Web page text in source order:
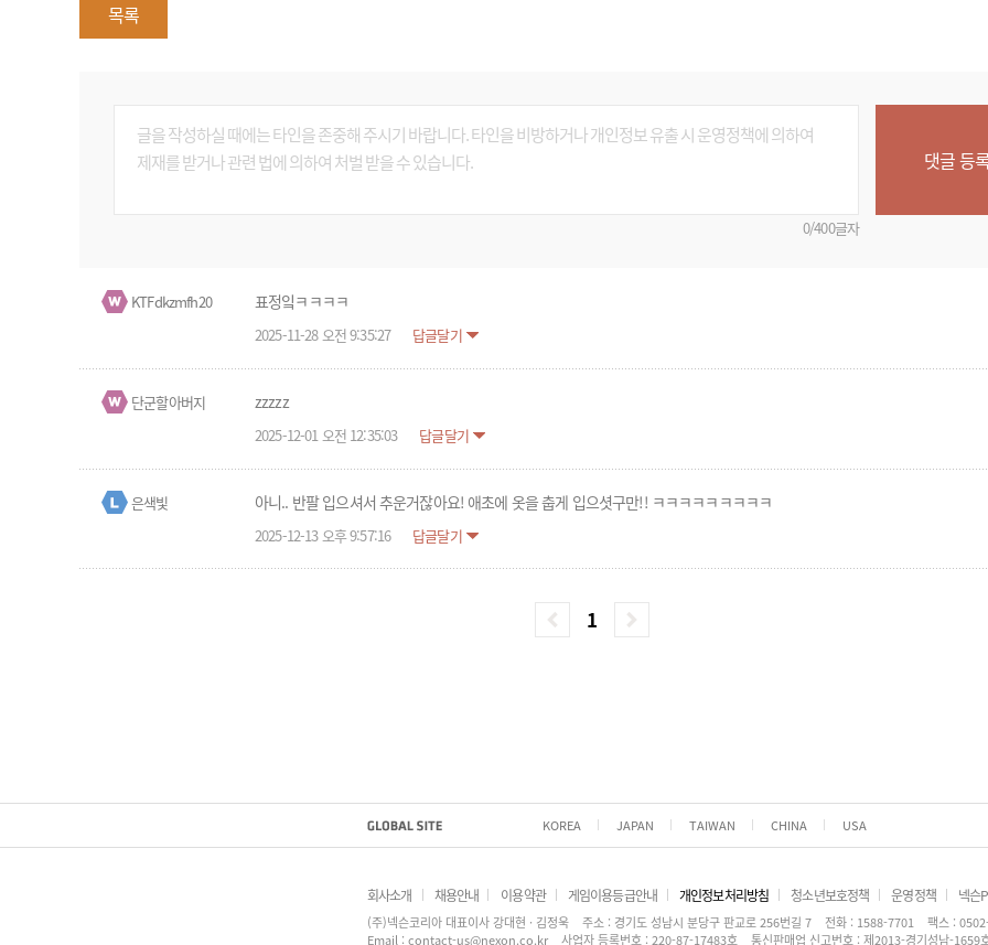
목록
댓글 등
0/400글자
KTFdkzmfh20 표정잌ㅋㅋㅋㅋ
2025-11-28 오전 9:35:27 답글달기
단군할아버지 zzzzz
2025-12-01 오전 12:35:03 답글달기
은색빛 아니.. 반팔 입으셔서 추운거잖아요! 애초에 옷을 춥게 입으셧구만!! ㅋㅋㅋㅋㅋㅋㅋㅋㅋ
2025-12-13 오후 9:57:16 답글달기
1
KOREA JAPAN TAIWAN CHINA USA
회사소개 채용안내 이용약관 게임이용등급안내 개인정보처리방침 청소년보호정책 운영정책 넥슨
(주)넥슨코리아 대표이사 강대현 · 김정욱 주소 : 경기도 성남시 분당구 판교로 256번길 7 전화 : 1588-7701
팩스 :
Email : contact-us@nexon.co.kr
사업자 등록번호 : 220-87-17483호 통신판매업 신고번호 : 제2013-경기성남-1659